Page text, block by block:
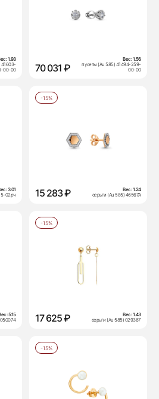
1.93
41603-
00-00
70 031 ₽
Вес:1.56
пусеты (Au 585) 41494-259-
00-00
3.01
02рч
-15%
15 283 ₽ Вес:1.24
серьги (Au 585) 46567А
5.15
050074
-15%
17 625 ₽ Вес:1.43
серьги (Au 585) 029367
-15%